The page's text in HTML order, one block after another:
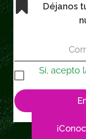
Déjanos
Sí, acepto